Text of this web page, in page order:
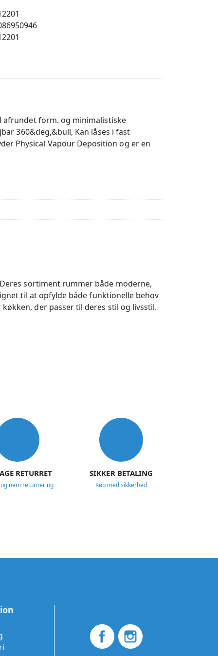
afrundet form. og minimalistiske
360&deg,&bull, Kan låses i fast
Physical Vapour Deposition og er en
sortiment rummer både moderne,
til at opfylde både funktionelle behov
der passer til deres stil og livsstil.
RETURRET
nem returnering
SIKKER BETALING
Køb med sikkerhed